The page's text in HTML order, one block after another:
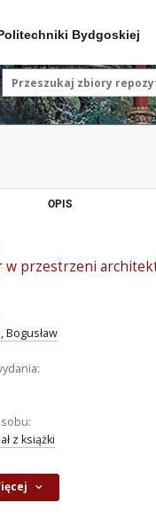
Bydgoskiej
OPIS
w przestrzeni
Bogusław
z książki